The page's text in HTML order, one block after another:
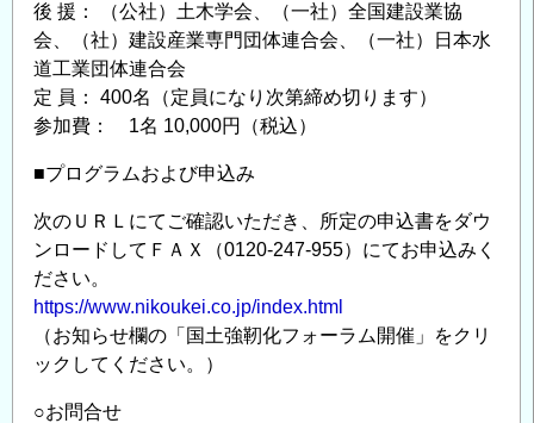
後 援： （公社）土木学会、（一社）全国建設業協
会、（社）建設産業専門団体連合会、（一社）日本水
道工業団体連合会
定 員： 400名（定員になり次第締め切ります）
参加費： 1名 10,000円（税込）
■プログラムおよび申込み
次のＵＲＬにてご確認いただき、所定の申込書をダウ
ンロードしてＦＡＸ（0120-247-955）にてお申込みく
ださい。
https://www.nikoukei.co.jp/index.html
（お知らせ欄の「国土強靭化フォーラム開催」をクリ
ックしてください。）
○お問合せ